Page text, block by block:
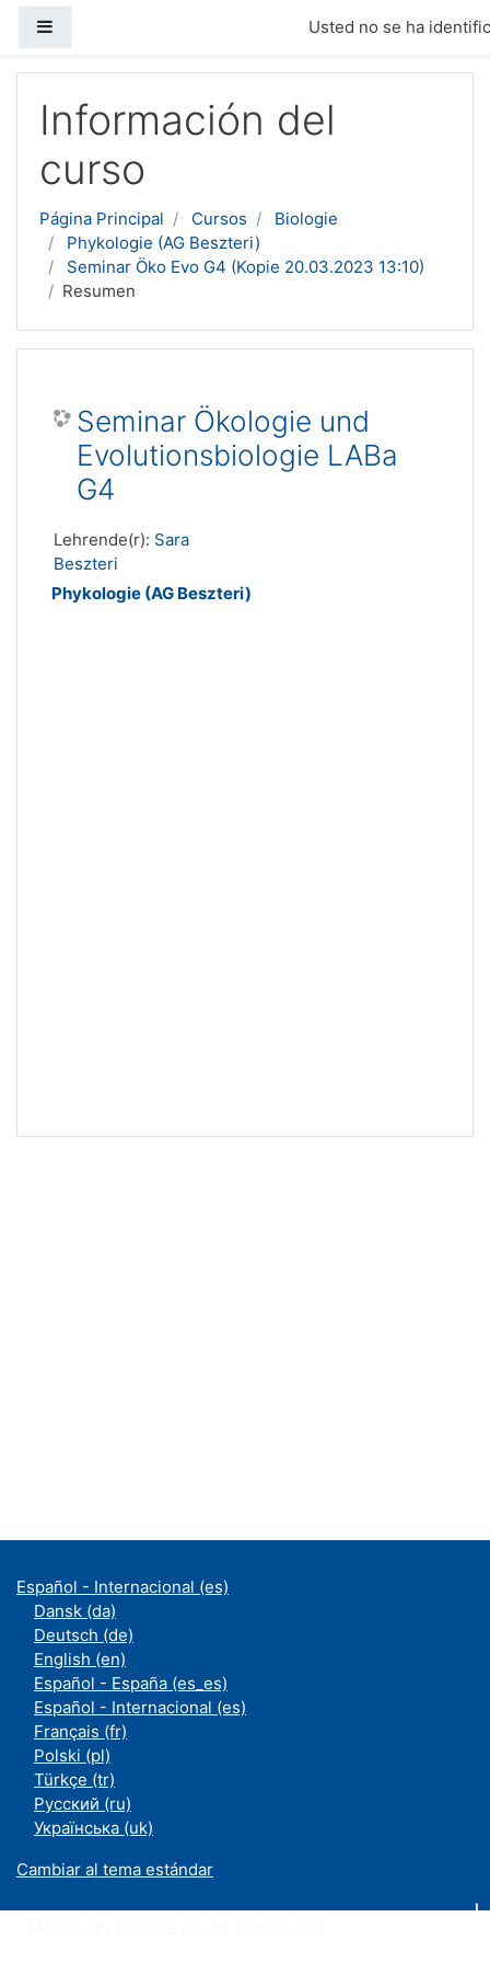
Usted no se ha
Información del
curso
Página Principal Cursos
Biologie
Phykologie (AG Beszteri)
Seminar Öko Evo G4 (Kopie 20.03.2023 13:10)
Resumen
Seminar Ökologie und
Evolutionsbiologie LABa
G4
Lehrende(r): Sara
Beszteri
Phykologie (AG Beszteri)
Español - Internacional ‎(es)‎
Dansk ‎(da)‎
Deutsch ‎(de)‎
English ‎(en)‎
Español - España ‎(es_es)‎
Español - Internacional ‎(es)‎
Français ‎(fr)‎
Polski ‎(pl)‎
Türkçe ‎(tr)‎
Русский ‎(ru)‎
Українська ‎(uk)‎
Cambiar al tema estándar